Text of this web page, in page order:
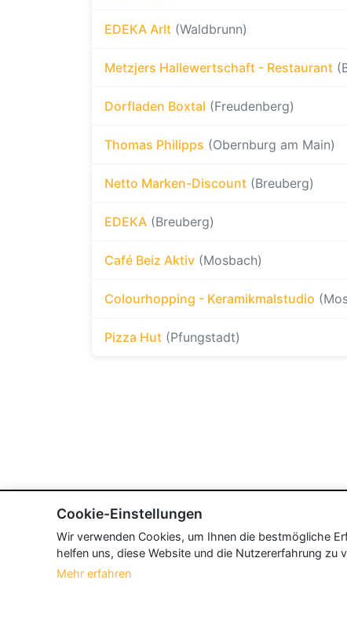
EDEKA Arlt (Waldbrunn)
Metzjers Hallewertschaft - Restaurant
Dorfladen Boxtal (Freudenberg)
Thomas Philipps (Obernburg am Main)
Netto Marken-Discount (Breuberg)
EDEKA (Breuberg)
Café Beiz Aktiv (Mosbach)
Colourhopping - Keramikmalstudio
Pizza Hut (Pfungstadt)
Cookie-Einstellungen
Wir verwenden Cookies, um Ihnen die bestmögliche
helfen uns, diese Website und die Nutzererfahrung zu
Mehr erfahren